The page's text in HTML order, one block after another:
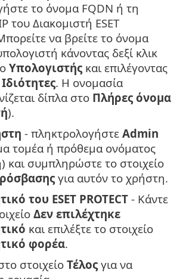
το όνομα FQDN ή τη
του Διακομιστή ESET
να βρείτε το όνομα
κάνοντας δεξί κλικ
Υπολογιστής και επιλέγοντας
Ιδιότητες. Η ονομασία
δίπλα στο Πλήρες όνομα
).
- πληκτρολογήστε Admin
τομέα ή πρόθεμα ονόματος
και συμπληρώστε το στοιχείο
για αυτόν το χρήστη.
του ESET PROTECT - Κάντε
Δεν επιλέχτηκε
και επιλέξτε το στοιχείο
φορέα.
στοιχείο Τέλος για να